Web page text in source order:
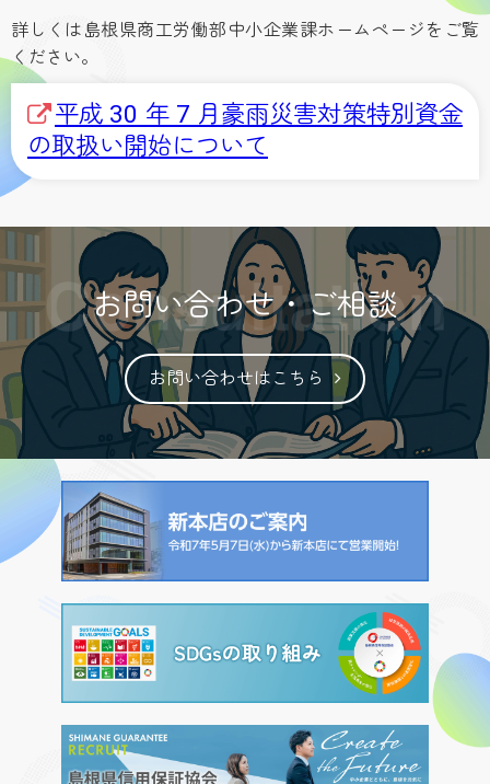
詳しくは島根県商工労働部中小企業課ホームページをご覧
ください。
平成 30 年 7 月豪雨災害対策特別資金
の取扱い開始について
お問い合わせ・ご相談
お問い合わせはこちら